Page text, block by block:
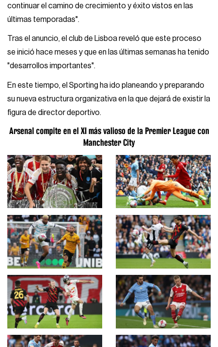
continuar el camino de crecimiento y éxito vistos en las
últimas temporadas".
Tras el anuncio, el club de Lisboa reveló que este proceso
se inició hace meses y que en las últimas semanas ha tenido
"desarrollos importantes".
En este tiempo, el Sporting ha ido planeando y preparando
su nueva estructura organizativa en la que dejará de existir la
figura de director deportivo.
Arsenal compite en el XI más valioso de la Premier League con
Manchester City